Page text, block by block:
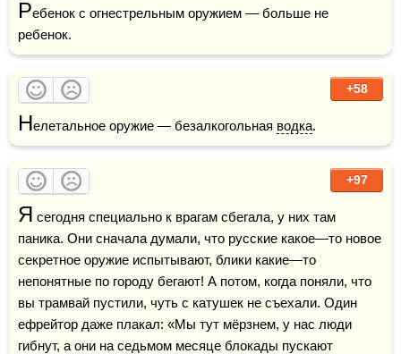
Ребенок с огнестрельным оружием — больше не
ребенок.
+58
Нелетальное оружие — безалкогольная водка.
+97
Я сегодня специально к врагам сбегала, у них там
паника. Они сначала думали, что русские какое—то новое
секретное оружие испытывают, блики какие—то
непонятные по городу бегают! А потом, когда поняли, что
вы трамвай пустили, чуть с катушек не съехали. Один
ефрейтор даже плакал: «Мы тут мёрзнем, у нас люди
гибнут, а они на седьмом месяце блокады пускают